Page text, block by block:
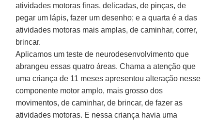
atividades motoras finas, delicadas, de pinças, de
pegar um lápis, fazer um desenho; e a quarta é a das
atividades motoras mais amplas, de caminhar, correr,
brincar.
Aplicamos um teste de neurodesenvolvimento que
abrangeu essas quatro áreas. Chama a atenção que
uma criança de 11 meses apresentou alteração nesse
componente motor amplo, mais grosso dos
movimentos, de caminhar, de brincar, de fazer as
atividades motoras. E nessa criança havia uma